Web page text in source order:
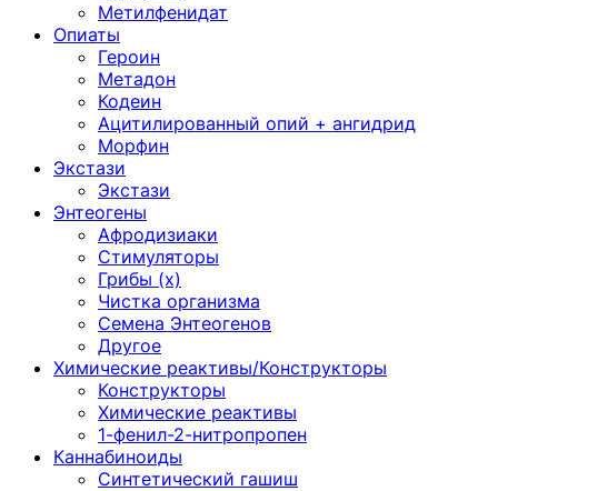
Метилфенидат
Опиаты
Героин
Метадон
Кодеин
Ацитилированный опий + ангидрид
Морфин
Экстази
Экстази
Энтеогены
Афродизиаки
Стимуляторы
Грибы (х)
Чистка организма
Семена Энтеогенов
Другое
Химические реактивы/Конструкторы
Конструкторы
Химические реактивы
1-фенил-2-нитропропен
Каннабиноиды
Синтетический гашиш